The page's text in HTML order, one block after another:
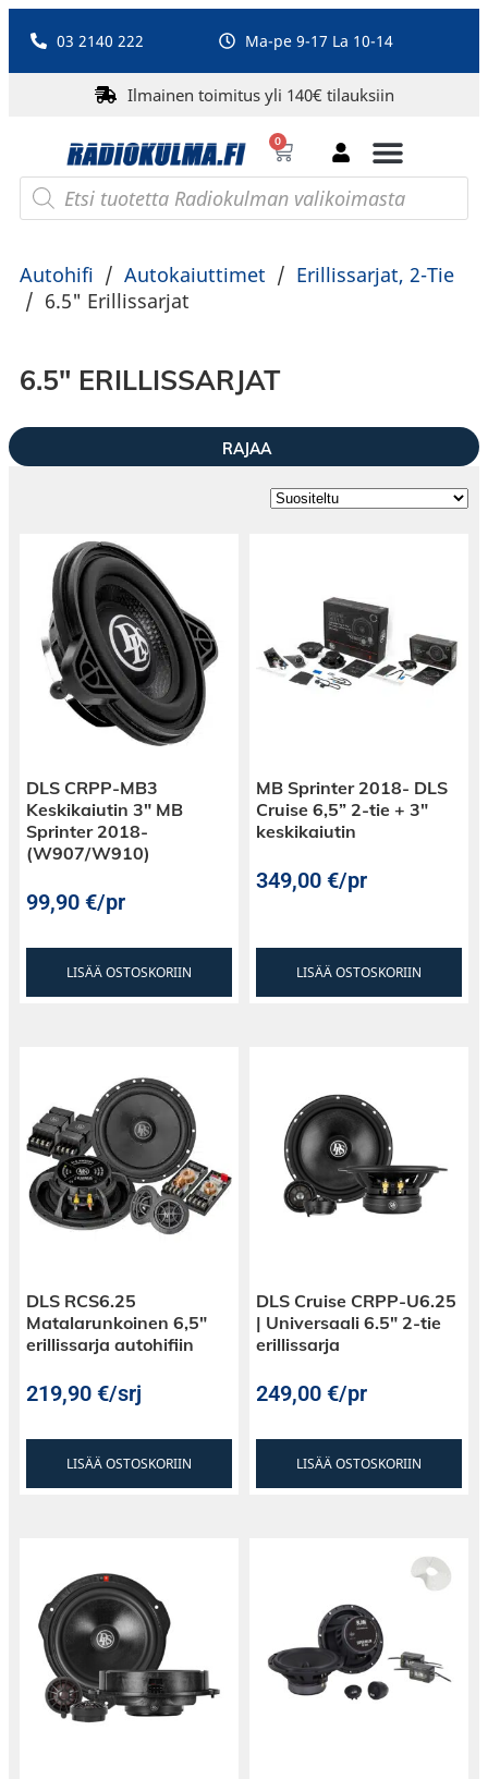
03 2140 222 Ma-pe 9-17 La 10-14
Ilmainen toimitus yli 140€ tilauksiin
0
Autohifi / Autokaiuttimet / Erillissarjat, 2-Tie
/ 6.5" Erillissarjat
6.5" ERILLISSARJAT
RAJAA
DLS CRPP-MB3
Keskikaiutin 3″ MB
Sprinter 2018-
(W907/W910)
99,90€/pr
LISÄÄ OSTOSKORIIN
MB Sprinter 2018- DLS
Cruise 6,5” 2-tie + 3″
keskikaiutin
349,00€/pr
LISÄÄ OSTOSKORIIN
DLS RCS6.25
Matalarunkoinen 6,5″
erillissarja autohifiin
219,90€/srj
LISÄÄ OSTOSKORIIN
DLS Cruise CRPP-U6.25
| Universaali 6.5″ 2-tie
erillissarja
249,00€/pr
LISÄÄ OSTOSKORIIN